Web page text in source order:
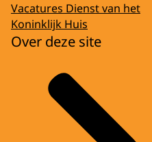
Vacatures Dienst van het
Koninklijk Huis
Over deze site